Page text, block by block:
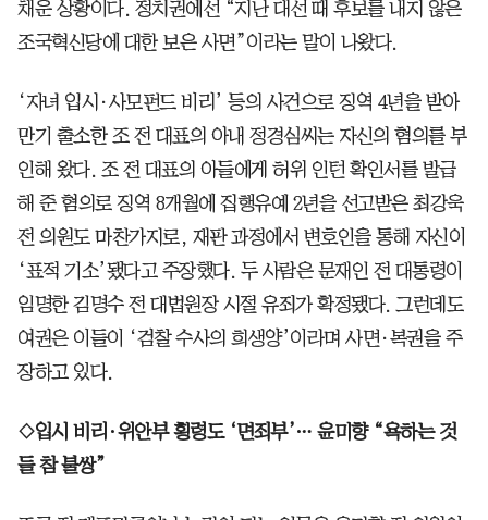
채운 상황이다. 정치권에선 “지난 대선 때 후보를 내지 않은
조국혁신당에 대한 보은 사면”이라는 말이 나왔다.
‘자녀 입시·사모펀드 비리’ 등의 사건으로 징역 4년을 받아
만기 출소한 조 전 대표의 아내 정경심씨는 자신의 혐의를 부
인해 왔다. 조 전 대표의 아들에게 허위 인턴 확인서를 발급
해 준 혐의로 징역 8개월에 집행유예 2년을 선고받은 최강욱
전 의원도 마찬가지로, 재판 과정에서 변호인을 통해 자신이
‘표적 기소’됐다고 주장했다. 두 사람은 문재인 전 대통령이
임명한 김명수 전 대법원장 시절 유죄가 확정됐다. 그런데도
여권은 이들이 ‘검찰 수사의 희생양’이라며 사면·복권을 주
장하고 있다.
◇입시 비리·위안부 횡령도 ‘면죄부’… 윤미향 “욕하는 것
들 참 불쌍”